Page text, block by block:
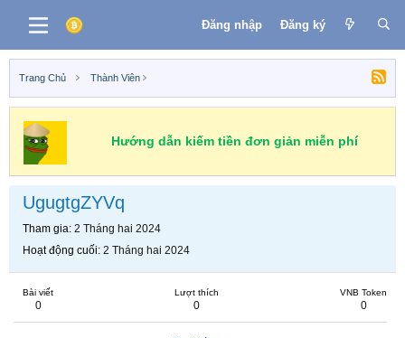
Đăng nhập Đăng ký
Trang Chủ Thành Viên
Hướng dẫn kiếm tiền đơn giản miễn phí
UgugtgZYVq
Tham gia 2 Tháng hai 2024
Hoạt động cuối 2 Tháng hai 2024
Bài viết
0
Lượt thích
0
VNB Token
0